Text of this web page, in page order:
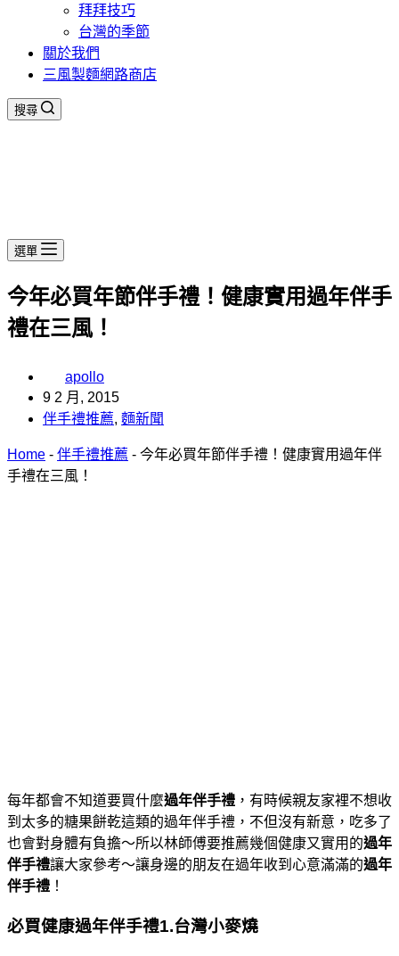
拜拜技巧
台灣的季節
關於我們
三風製麵網路商店
搜尋
選單
今年必買年節伴手禮！健康實用過年伴手
禮在三風！
apollo
9 2 月, 2015
伴手禮推薦, 麵新聞
Home - 伴手禮推薦 - 今年必買年節伴手禮！健康實用過年伴
手禮在三風！
每年都會不知道要買什麼過年伴手禮 ，有時候親友家裡不想收
到太多的糖果餅乾這類的過年伴手禮，不但沒有新意，吃多了
也會對身體有負擔～所以林師傅要推薦幾個健康又實用的過年
伴手禮讓大家參考～讓身邊的朋友在過年收到心意滿滿的過年
伴手禮 ！
必買健康過年伴手禮1.台灣小麥燒